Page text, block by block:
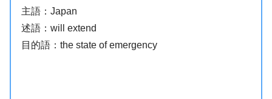
主語：Japan
述語：will extend
目的語：the state of emergency